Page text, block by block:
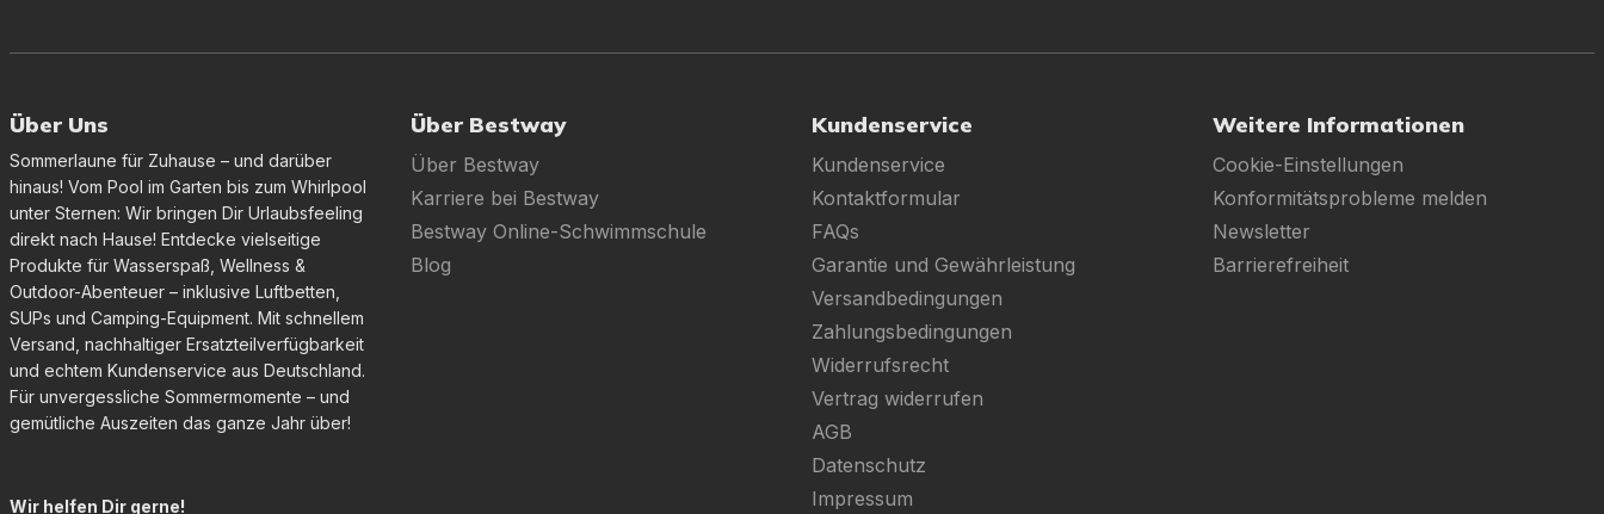
Über Uns
Sommerlaune für Zuhause – und darüber
hinaus! Vom Pool im Garten bis zum Whirlpool
unter Sternen: Wir bringen Dir Urlaubsfeeling
direkt nach Hause! Entdecke vielseitige
Produkte für Wasserspaß, Wellness &
Outdoor-Abenteuer – inklusive Luftbetten,
SUPs und Camping-Equipment. Mit schnellem
Versand, nachhaltiger Ersatzteilverfügbarkeit
und echtem Kundenservice aus Deutschland.
Für unvergessliche Sommermomente – und
gemütliche Auszeiten das ganze Jahr über!
Wir helfen Dir gerne!
Über Bestway
Über Bestway
Karriere bei Bestway
Bestway Online-Schwimmschule
Blog
Kundenservice
Kundenservice
Kontaktformular
FAQs
Garantie und Gewährleistung
Versandbedingungen
Zahlungsbedingungen
Widerrufsrecht
Vertrag widerrufen
AGB
Datenschutz
Impressum
Weitere Informationen
Cookie-Einstellungen
Konformitätsprobleme melden
Newsletter
Barrierefreiheit